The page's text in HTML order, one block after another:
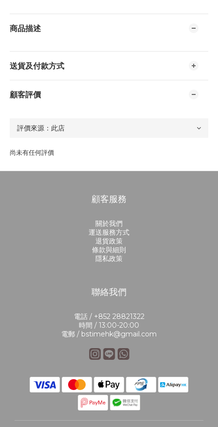
商品描述
送貨及付款方式
顧客評價
尚未有任何評價
顧客服務
關於我們
運送服務方式
退貨政策
條款與細則
隱私政策
聯絡我們
電話 / +852 28821322
時間 / 13:00-20:00
電郵 / bstimehk@gmail.com